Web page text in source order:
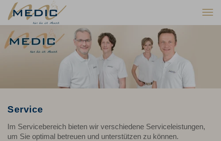
Service
Im Servicebereich bieten wir verschiedene Serviceleistungen,
um Sie optimal betreuen und unterstützen zu können.